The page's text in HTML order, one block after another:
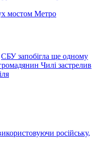
мостом Метро
СБУ запобігла ще одному
Чилі застрелив
російську,